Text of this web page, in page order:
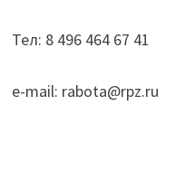
Тел: 8 496 464 67 41
e-mail: rabota@rpz.ru